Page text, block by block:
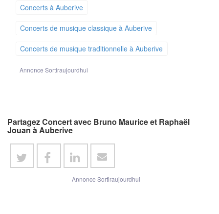
Concerts à Auberive
Concerts de musique classique à Auberive
Concerts de musique traditionnelle à Auberive
Annonce Sortiraujourdhui
Partagez Concert avec Bruno Maurice et Raphaël
Jouan à Auberive
Annonce Sortiraujourdhui